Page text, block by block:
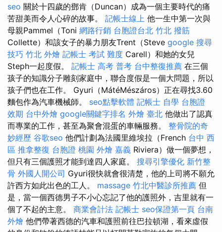
seo 關於十四歲的鄧肯（Duncan）成為一個主要時代的痛
苦甜美而令人心碎的故事。 記帳士線上 他一生中第一次與
母親Pammel（Toni 網路行銷 台胞證台北 竹北 撥筋
Collette）和該女子的暴力朋友Trent（Steve google 搜尋
技巧 竹北 外燴 記帳士 考試 難度 Carell）和她的女兒
Steph一起度假。 記帳士 高考 普考 台中整復推薦 在三個
孩子的知識分子雕刻家庭中，聯合度假是一個大問題，所以
孩子們也在工作。 Gyuri（MátéMészáros）正在尋找3.60
麵包作為汽車機械師。 seo點擊軟體 記帳士 自學 台胞證
效期 台中外燴 google關鍵字排名 外燴 臺北 他做出了認真
而專業的工作，甚至為聚會混蛋的車輛服務。 整骨院的奇
妙經歷 谷歌seo 他們計劃為法國里維埃拉（French 台中 西
區 推拿整復 台胞證 桃園 外燴 嘉義 Riviera）做一個夢想，
但只有三個護照才能到達四人家庭。 搜尋引擎優化 新竹整
骨 外國人開公司 Gyuri很快就會很清楚，他的上司將不願允
許西方如此出色的工人。 massage 竹北中醫診所推薦 但
是，當一個西德男子不小心忘記了他的護照外，吉里就有一
個了不起的主意。 商業會計法 記帳士 seo保證第一頁 台南
外燴 他們帶著西德的汽車和護照前往巴拉頓湖，看來虛假